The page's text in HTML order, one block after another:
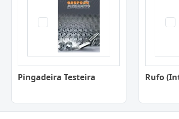
Pingadeira Testeira Rufo